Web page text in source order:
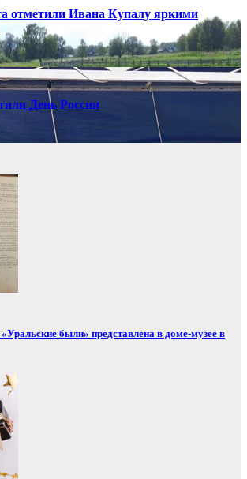
отметили Ивана Купалу яркими
День России
были» представлена в доме-музее в